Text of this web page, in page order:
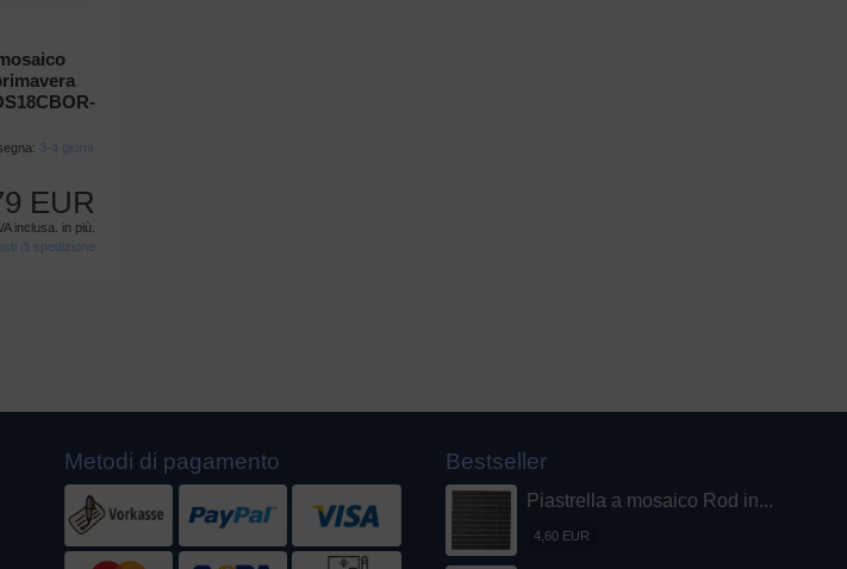
3-4 giorni
EUR
inclusa. in più.
di spedizione
Metodi di pagamento Bestseller
Piastrella a mosaico Rod in...
4,60 EUR